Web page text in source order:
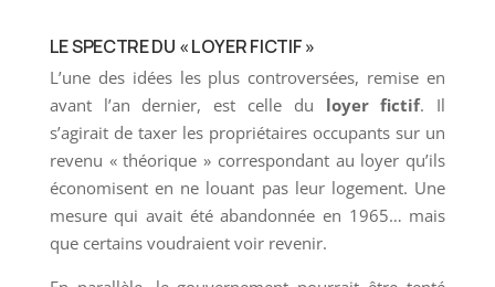
LE SPECTRE DU « LOYER FICTIF »
L’une des idées les plus controversées, remise en
avant l’an dernier, est celle du loyer fictif. Il
s’agirait de taxer les propriétaires occupants sur un
revenu « théorique » correspondant au loyer qu’ils
économisent en ne louant pas leur logement. Une
mesure qui avait été abandonnée en 1965… mais
que certains voudraient voir revenir.